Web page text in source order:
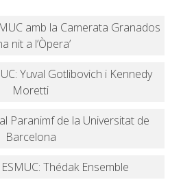
amb la Camerata Granados
nit a l’Òpera’
Yuval Gotlibovich i Kennedy
Moretti
Paranimf de la Universitat de
Barcelona
Thédak Ensemble